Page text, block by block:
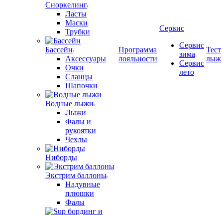
Сноркелинг
Ласты
Маски
Трубки
Бассейн
Аксессуары
Очки
Сланцы
Шапочки
Водные лыжи
Лыжи
Фалы и
рукоятки
Чехлы
Ниборды
Экстрим баллоны
Надувные
плюшки
Фалы
Программа
лояльности
Сервис
Сервис
зима
Сервис
лето
Тест
лыж